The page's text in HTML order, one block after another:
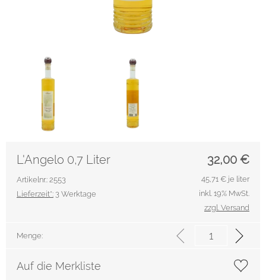
32,00 €
L'Angelo 0,7 Liter
Artikelnr.: 2553
Lieferzeit*: 3 Werktage
45,71 € je liter
inkl. 19% MwSt.
zzgl. Versand
Menge:
Auf die Merkliste